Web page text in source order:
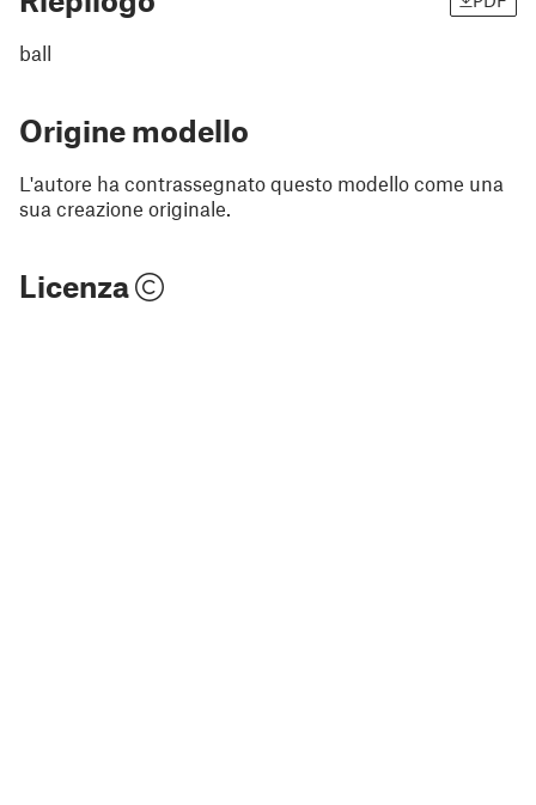
ball
Origine modello
L'autore ha contrassegnato questo modello come una
sua creazione originale.
Licenza